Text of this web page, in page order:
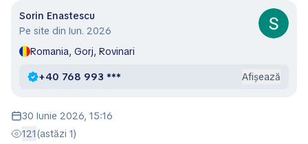
Sorin Enastescu
Pe site din Iun. 2026
Romania, Gorj, Rovinari
+40 768 993 *** Afișează
30 Iunie 2026, 15:16
121(astăzi 1)